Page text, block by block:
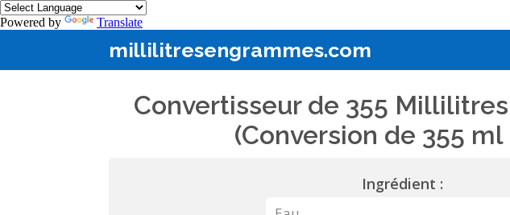
Powered by Translate
millilitresengrammes.com
Convertisseur de 355
(Conversion de 355 ml
Ingrédient :